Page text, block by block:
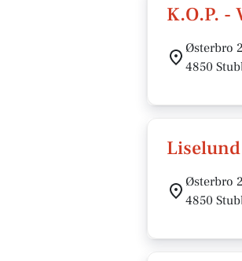
K.O.P. -
Østerbro
4850
Østerbro
4850